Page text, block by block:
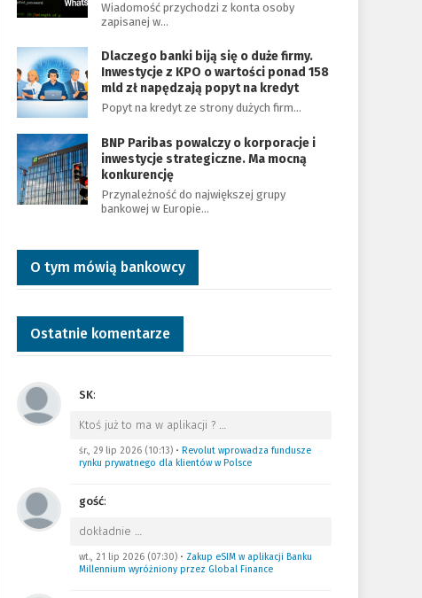
Wiadomość przychodzi z konta osoby
zapisanej w…
Dlaczego banki biją się o duże firmy.
Inwestycje z KPO o wartości ponad 158
mld zł napędzają popyt na kredyt
Popyt na kredyt ze strony dużych firm…
BNP Paribas powalczy o korporacje i
inwestycje strategiczne. Ma mocną
konkurencję
Przynależność do największej grupy
bankowej w Europie…
O tym mówią bankowcy
Ostatnie komentarze
SK:
Ktoś już to ma w aplikacji ? …
śr., 29 lip 2026 (10:13)• Revolut wprowadza fundusze
rynku prywatnego dla klientów w Polsce
gość:
dokładnie …
wt., 21 lip 2026 (07:30)• Zakup eSIM w aplikacji Banku
Millennium wyróżniony przez Global Finance